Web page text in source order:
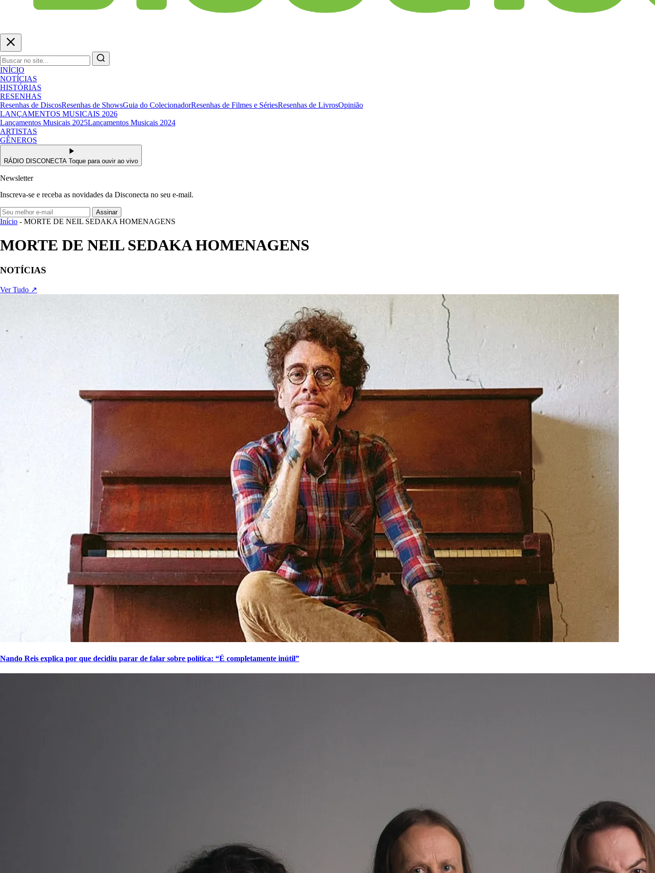
INÍCIO
NOTÍCIAS
HISTÓRIAS
RESENHAS
Resenhas de DiscosResenhas de ShowsGuia do ColecionadorResenhas de Filmes e SériesResenhas de LivrosOpinião
LANÇAMENTOS MUSICAIS 2026
Lançamentos Musicais 2025Lançamentos Musicais 2024
ARTISTAS
GÊNEROS
RÁDIO DISCONECTA Toque para ouvir ao vivo
Newsletter
Inscreva-se e receba as novidades da Disconecta no seu e-mail.
Assinar
Início - MORTE DE NEIL SEDAKA HOMENAGENS
MORTE DE NEIL SEDAKA HOMENAGENS
NOTÍCIAS
Ver Tudo ↗
Nando Reis explica por que decidiu parar de falar sobre política: “É completamente inútil”